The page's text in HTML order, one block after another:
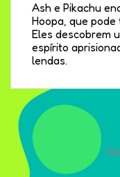
Ash e Pikachu
Hoopa, que
Eles descobrem
espírito
lendas.